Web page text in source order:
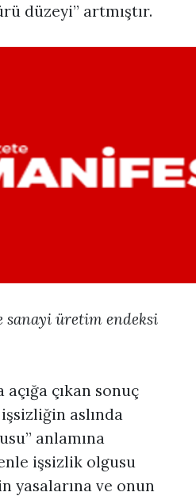
düzeyi” artmıştır.
sanayi üretim endeksi
açığa çıkan sonuç
aslında
anlamına
işsizlik olgusu
yasalarına ve onun